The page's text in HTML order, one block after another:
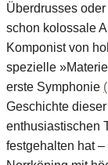
Überdrusses
schon kolossale
Komponist von
spezielle
erste Symphonie
Geschichte
enthusiastischen
festgehalten hat